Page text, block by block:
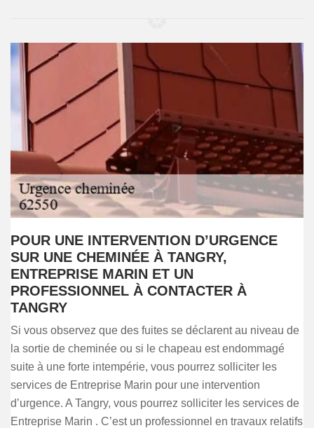
POUR UNE INTERVENTION D’URGENCE
SUR UNE CHEMINÉE À TANGRY,
ENTREPRISE MARIN ET UN
PROFESSIONNEL À CONTACTER À
TANGRY
Si vous observez que des fuites se déclarent au niveau de
la sortie de cheminée ou si le chapeau est endommagé
suite à une forte intempérie, vous pourrez solliciter les
services de Entreprise Marin pour une intervention
d’urgence. A Tangry, vous pourrez solliciter les services de
Entreprise Marin . C’est un professionnel en travaux relatifs